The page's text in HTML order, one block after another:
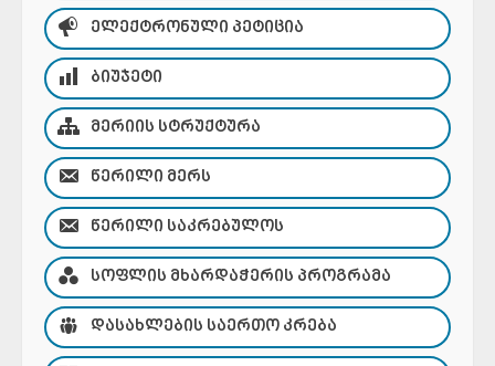
ᲔᲚᲔᲥᲢᲠᲝᲜᲣᲚᲘ ᲞᲔᲢᲘᲪᲘᲐ
ᲑᲘᲣᲯᲔᲢᲘ
ᲛᲔᲠᲘᲘᲡ ᲡᲢᲠᲣᲥᲢᲣᲠᲐ
ᲬᲔᲠᲘᲚᲘ ᲛᲔᲠᲡ
ᲬᲔᲠᲘᲚᲘ ᲡᲐᲙᲠᲔᲑᲣᲚᲝᲡ
ᲡᲝᲤᲚᲘᲡ ᲛᲮᲐᲠᲓᲐᲭᲔᲠᲘᲡ ᲞᲠᲝᲒᲠᲐᲛᲐ
ᲓᲐᲡᲐᲮᲚᲔᲑᲘᲡ ᲡᲐᲔᲠᲗᲝ ᲙᲠᲔᲑᲐ